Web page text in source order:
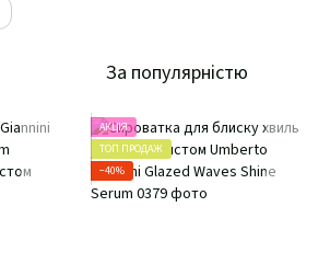
За популярністю
АКЦІЯ
ТОП ПРОДАЖ
−40%